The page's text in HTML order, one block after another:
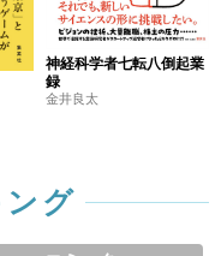
神経科学者七転八倒起業
録
金井良太
グ